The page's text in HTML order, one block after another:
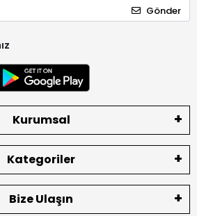
Gönder
Kurumsal
Kategoriler
Bize Ulaşın